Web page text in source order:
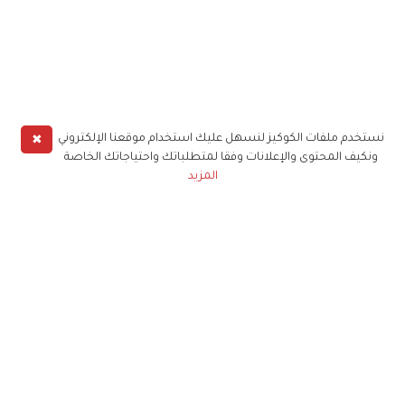
✖
نستخدم ملفات الكوكيز لنسهل عليك استخدام موقعنا الإلكتروني
ونكيف المحتوى والإعلانات وفقا لمتطلباتك واحتياجاتك الخاصة
المزيد